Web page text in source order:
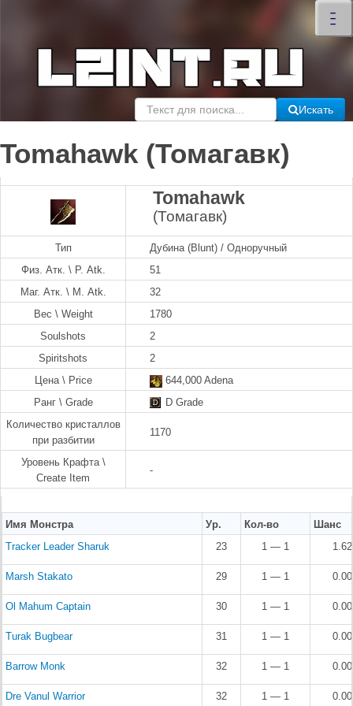
–
–
–
×
Искать
Tomahawk (Томагавк)
Tomahawk
(Томагавк)
Тип
Дубина (Blunt) / Одноручный
Физ. Атк. \ P. Atk.
51
Маг. Атк. \ M. Atk.
32
Вес \ Weight
1780
Soulshots
2
Spiritshots
2
Цена \ Price
644,000 Adena
Ранг \ Grade
D Grade
Количество кристаллов
при разбитии
1170
Уровень Крафта \
Create Item
-
Имя Монстра Ур. Кол-во
Шанс
Tracker Leader Sharuk
23 1 — 1
Marsh Stakato 29 1 — 1
Ol Mahum Captain 30 1 — 1
Turak Bugbear 31 1 — 1
Barrow Monk 32 1 — 1
Dre Vanul Warrior 32 1 — 1